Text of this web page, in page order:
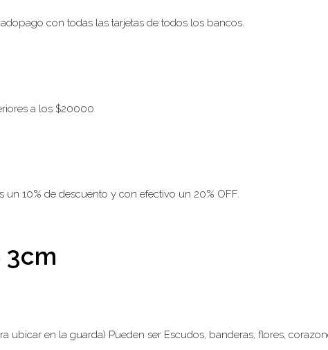
con todas las tarjetas de todos los bancos.
a los $20000
10% de descuento y con efectivo un 20% OFF.
ubicar en la guarda) Pueden ser Escudos, banderas, flores,